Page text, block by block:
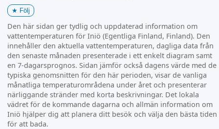
★ Följ
Den här sidan ger tydlig och uppdaterad information om
vattentemperaturen för Iniö (Egentliga Finland, Finland). Den
innehåller den aktuella vattentemperaturen, dagliga data från
den senaste månaden presenterade i ett enkelt diagram samt
en 7-dagarsprognos. Sidan jämför också dagens värde med de
typiska genomsnitten för den här perioden, visar de vanliga
månatliga temperaturområdena under året och presenterar
närliggande stränder med korta beskrivningar. Det lokala
vädret för de kommande dagarna och allmän information om
Iniö hjälper dig att planera ditt besök och välja den bästa tiden
för att bada.